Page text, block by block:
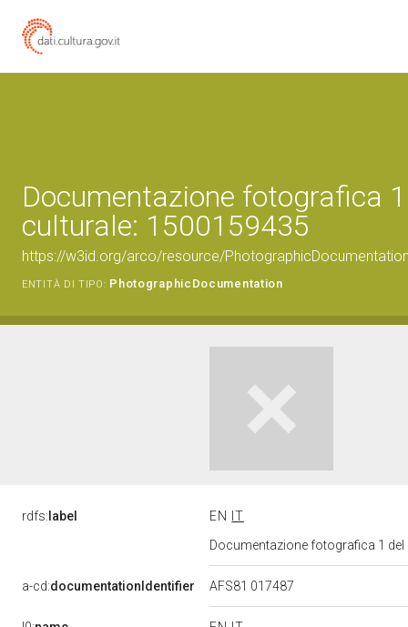
Documentazione fotografica
culturale: 1500159435
https://w3id.org/arco/resource/
ENTITÀ DI TIPO: PhotographicDocumentation
rdfs: label EN
IT
Documentazione fotografica 1
a-cd:documentationIdentifier AFS81 017487